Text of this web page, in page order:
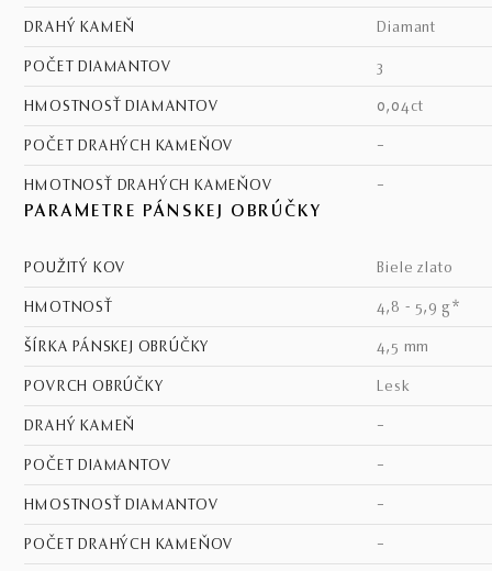
DRAHÝ KAMEŇ diamant
POČET DIAMANTOV 3
HMOSTNOSŤ DIAMANTOV 0,04ct
POČET DRAHÝCH KAMEŇOV –
HMOTNOSŤ DRAHÝCH KAMEŇOV –
PARAMETRE PÁNSKEJ OBRÚČKY
POUŽITÝ KOV biele zlato
HMOTNOSŤ 4,8 - 5,9 g*
ŠÍRKA PÁNSKEJ OBRÚČKY 4,5 mm
POVRCH OBRÚČKY lesk
DRAHÝ KAMEŇ –
POČET DIAMANTOV –
HMOSTNOSŤ DIAMANTOV –
POČET DRAHÝCH KAMEŇOV –